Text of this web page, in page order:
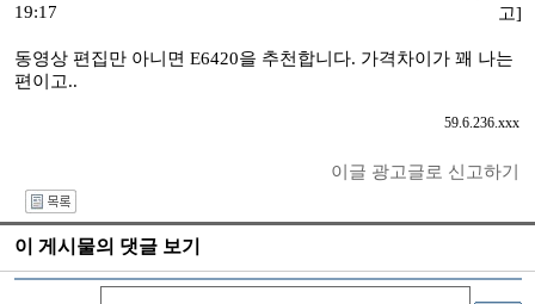
19:17
고]
동영상 편집만 아니면 E6420을 추천합니다. 가격차이가 꽤 나는
편이고..
59.6.236.xxx
이글 광고글로 신고하기
이 게시물의 댓글 보기